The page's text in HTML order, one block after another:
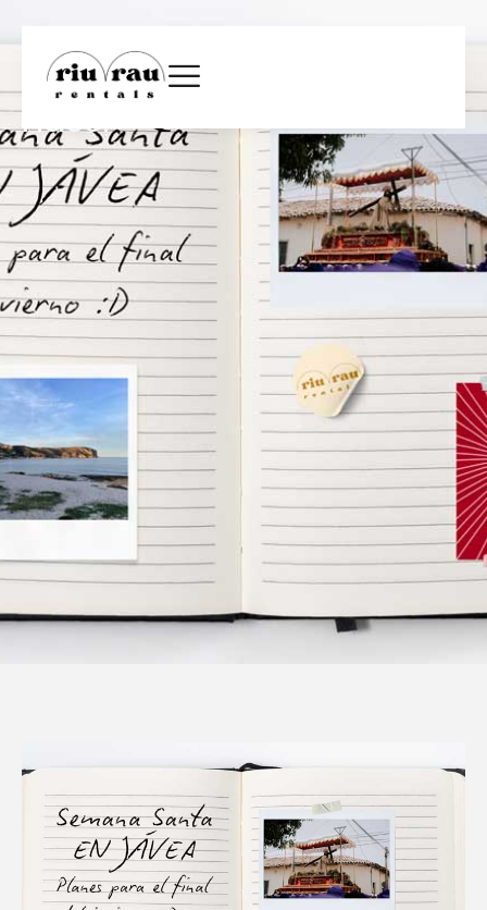
Semana Santa en Jávea:
Planes y actividades que
hacer